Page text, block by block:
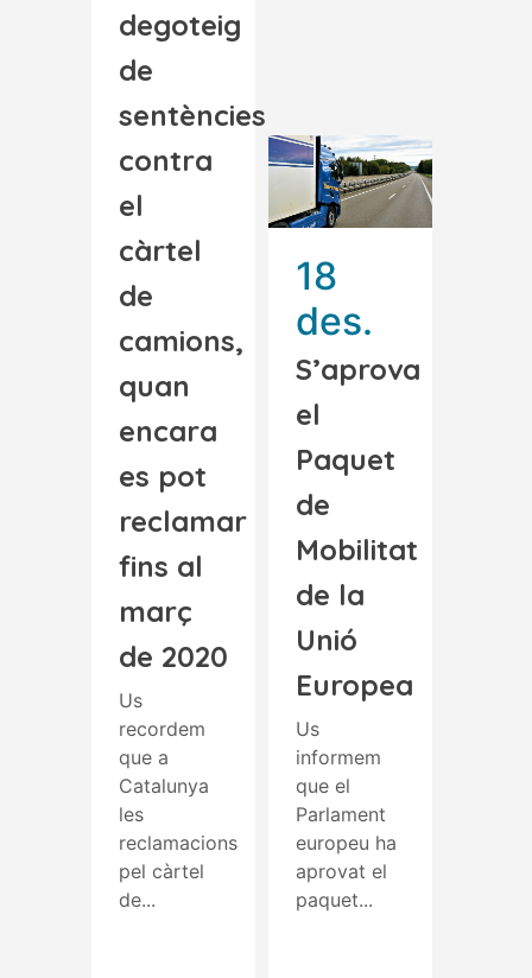
degoteig
de
sentències
contra
el
càrtel
de
camions,
quan
encara
es pot
reclamar
fins al
març
de 2020
Us
recordem
que a
Catalunya
les
reclamacions
pel càrtel
de...
18
des.
S’aprova
el
Paquet
de
Mobilitat
de la
Unió
Europea
Us
informem
que el
Parlament
europeu ha
aprovat el
paquet...